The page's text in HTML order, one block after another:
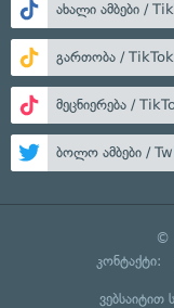
ახალი ამბები /
გართობა / TikTok
მეცნიერება /
ბოლო ამბები /
©
კონტაქტი:
ვებსაიტით